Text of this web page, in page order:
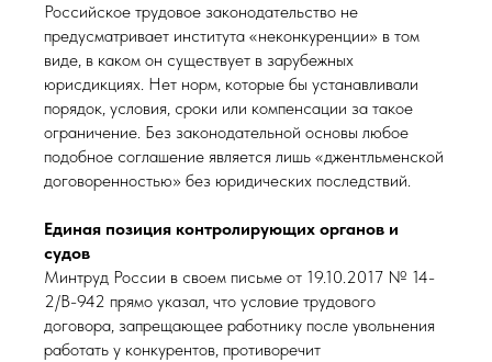
Российское трудовое законодательство не
предусматривает института «неконкуренции» в том
виде, в каком он существует в зарубежных
юрисдикциях. Нет норм, которые бы устанавливали
порядок, условия, сроки или компенсации за такое
ограничение. Без законодательной основы любое
подобное соглашение является лишь «джентльменской
договоренностью» без юридических последствий.
Единая позиция контролирующих органов и
судов
Минтруд России в своем письме от 19.10.2017 № 14-
2/В-942 прямо указал, что условие трудового
договора, запрещающее работнику после увольнения
работать у конкурентов, противоречит